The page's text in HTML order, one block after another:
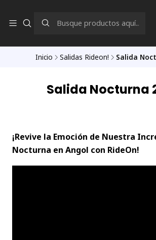
Inicio Salidas Rideon! Salida
Salida Nocturna
¡Revive la Emoción de Nuestra
Nocturna en Angol con RideOn!